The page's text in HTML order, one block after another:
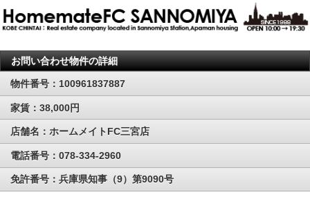
お問い合わせ物件の詳細
物件番号：100961837887
家賃：38,000円
店舗名：ホームメイトFC三宮店
電話番号：078-334-2960
免許番号：兵庫県知事（9）第9090号